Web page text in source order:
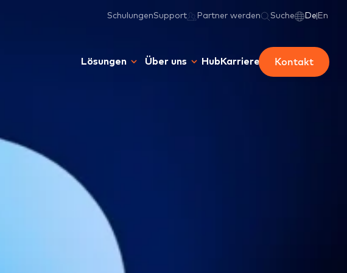
SchulungenSupport Partner werden Suche De En
Lösungen Über uns Hub Karriere Kontakt